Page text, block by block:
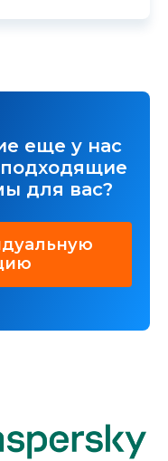
еще у нас
для вас?